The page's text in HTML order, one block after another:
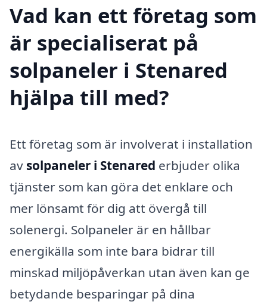
Vad kan ett företag som
är specialiserat på
solpaneler i Stenared
hjälpa till med?
Ett företag som är involverat i installation
av solpaneler i Stenared erbjuder olika
tjänster som kan göra det enklare och
mer lönsamt för dig att övergå till
solenergi. Solpaneler är en hållbar
energikälla som inte bara bidrar till
minskad miljöpåverkan utan även kan ge
betydande besparingar på dina